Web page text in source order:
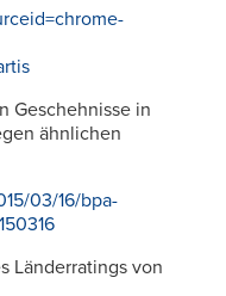
Geschehnisse in
ähnlichen
03/16/bpa-
Länderratings von